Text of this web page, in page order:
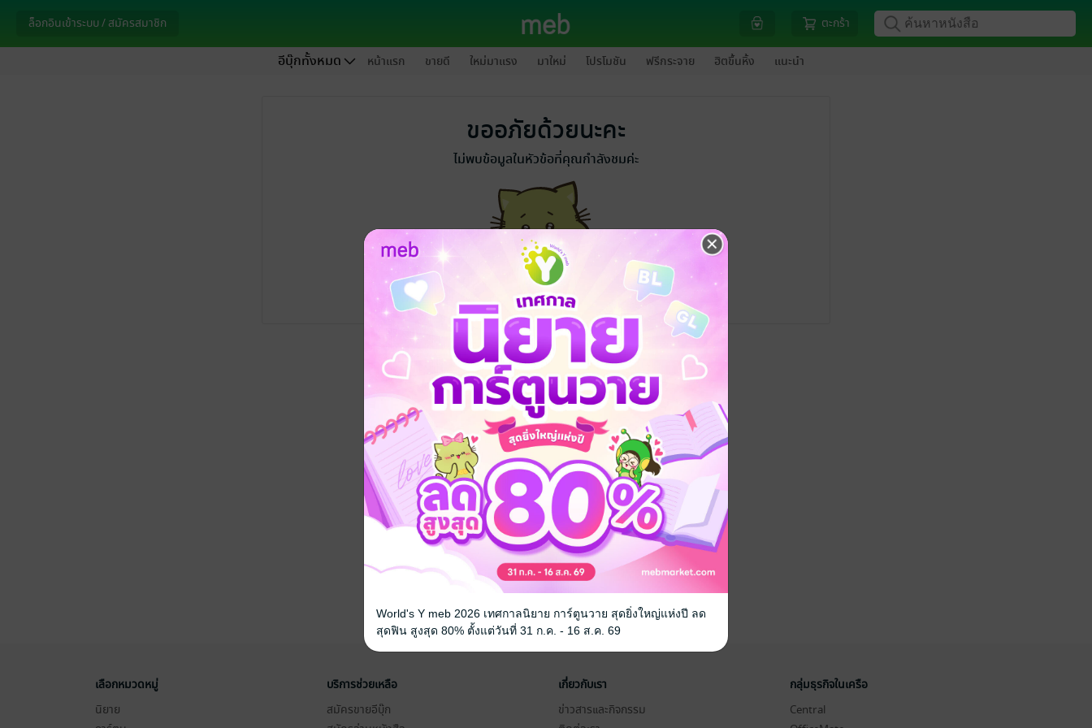
ล็อกอินเข้าระบบ / สมัครสมาชิก ตะกร้า
อีบุ๊กทั้งหมด หน้าแรก ขายดี ใหม่มาแรง มาใหม่ โปรโมชัน ฟรีกระจาย ฮิตขึ้นหิ้ง แนะนำ
ขออภัยด้วยนะคะ
ไม่พบข้อมูลในหัวข้อที่คุณกำลังชมค่ะ
เลือกหมวดหมู่
นิยาย
บริการช่วยเหลือ
สมัครขายอีบุ๊ก
เกี่ยวกับเรา
ข่าวสารและกิจกรรม
กลุ่มธุรกิจในเครือ
Central
World's Y meb 2026 เทศกาลนิยาย การ์ตูนวาย สุดยิ่งใหญ่แห่งปี ลด
สุดฟิน สูงสุด 80% ตั้งแต่วันที่ 31 ก.ค. - 16 ส.ค. 69